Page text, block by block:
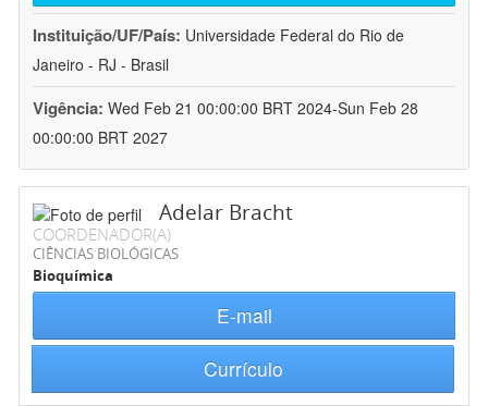
Instituição/UF/País: Universidade Federal do Rio de
Janeiro - RJ - Brasil
Vigência: Wed Feb 21 00:00:00 BRT 2024-Sun Feb 28
00:00:00 BRT 2027
Adelar Bracht
COORDENADOR(A)
CIÊNCIAS BIOLÓGICAS
Bioquímica
E-mail
Currículo